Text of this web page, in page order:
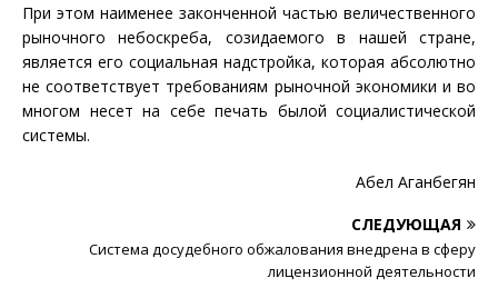
При этом наименее законченной частью величественного
рыночного небоскреба, созидаемого в нашей стране,
является его социальная надстройка, которая абсолютно
не соответствует требованиям рыночной экономики и во
многом несет на себе печать былой социалистической
системы.
Абел Аганбегян
СЛЕДУЮЩАЯ
Система досудебного обжалования внедрена в сферу
лицензионной деятельности